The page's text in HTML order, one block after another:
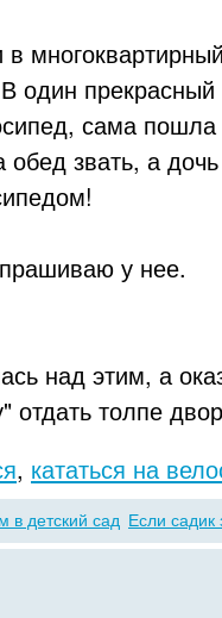
один
сама
обед звать, а
у нее.
над этим, а
отдать толпе
, кататься на
в детский сад Если